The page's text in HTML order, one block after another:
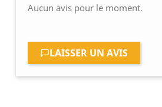
Aucun avis pour le moment.
LAISSER UN AVIS